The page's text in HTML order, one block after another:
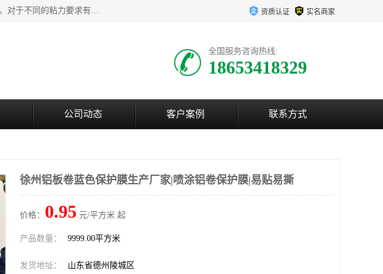
该类保护膜有复合，透明、奶白、蓝色、黑白等膜型。特高粘，高粘，中高粘，中粘，中低粘，低粘等。对于不同的粘力要求有相应的产品相适配。无胶渍残留污染。在较宽的收卷幅度下平整无皱纹，收卷长度大，利于机械化及自动化施工粘贴。为您的产品提供的表面保护解决方案。 产品广泛适用于：铝材、不锈钢、金属、塑料、电子、家电、家具、玻璃、化工材料、装饰材料等。 资质认证 实名商家
全国服务咨询热线:
18653418329
公司动态 客户案例 联系方式
徐州铝板卷蓝色保护膜生产厂家|喷涂铝卷保护膜|易贴易撕
价格： 0.95 元/平方米 起
产品数量： 9999.00平方米
发货地址： 山东省德州陵城区